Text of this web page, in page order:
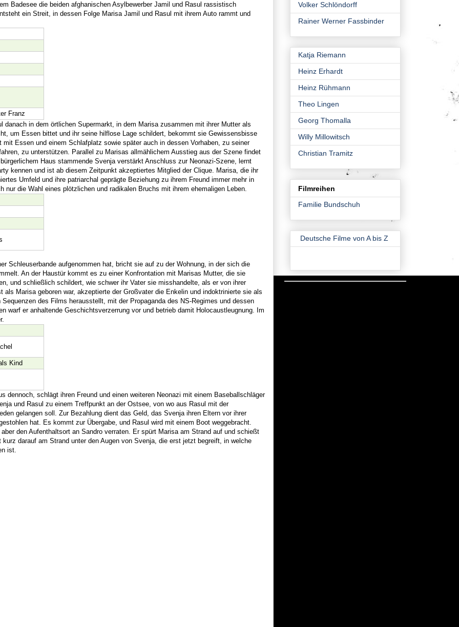
Badesee die beiden afghanischen Asylbewerber Jamil und Rasul rassistisch
ein Streit, in dessen Folge Marisa Jamil und Rasul mit ihrem Auto rammt und
Franz
danach in dem örtlichen Supermarkt, in dem Marisa zusammen mit ihrer Mutter als
um Essen bittet und ihr seine hilflose Lage schildert, bekommt sie Gewissensbisse
mit Essen und einem Schlafplatz sowie später auch in dessen Vorhaben, zu seiner
zu unterstützen. Parallel zu Marisas allmählichem Ausstieg aus der Szene findet
Haus stammende Svenja verstärkt Anschluss zur Neonazi-Szene, lernt
kennen und ist ab diesem Zeitpunkt akzeptiertes Mitglied der Clique. Marisa, die ihr
Umfeld und ihre patriarchal geprägte Beziehung zu ihrem Freund immer mehr in
nur die Wahl eines plötzlichen und radikalen Bruchs mit ihrem ehemaligen Leben.
Schleuserbande aufgenommen hat, bricht sie auf zu der Wohnung, in der sich die
An der Haustür kommt es zu einer Konfrontation mit Marisas Mutter, die sie
und schließlich schildert, wie schwer ihr Vater sie misshandelte, als er von ihrer
als Marisa geboren war, akzeptierte der Großvater die Enkelin und indoktrinierte sie als
des Films herausstellt, mit der Propaganda des NS-Regimes und dessen
warf er anhaltende Geschichtsverzerrung vor und betrieb damit Holocaustleugnung. Im
Kind
dennoch, schlägt ihren Freund und einen weiteren Neonazi mit einem Baseballschläger
und Rasul zu einem Treffpunkt an der Ostsee, von wo aus Rasul mit der
gelangen soll. Zur Bezahlung dient das Geld, das Svenja ihren Eltern vor ihrer
hat. Es kommt zur Übergabe, und Rasul wird mit einem Boot weggebracht.
den Aufenthaltsort an Sandro verraten. Er spürt Marisa am Strand auf und schießt
darauf am Strand unter den Augen von Svenja, die erst jetzt begreift, in welche
ist.
Volker Schlöndorff
Rainer Werner Fassbinder
Katja Riemann
Heinz Erhardt
Heinz Rühmann
Theo Lingen
Georg Thomalla
Willy Millowitsch
Christian Tramitz
Filmreihen
Familie Bundschuh
Deutsche Filme von A bis Z